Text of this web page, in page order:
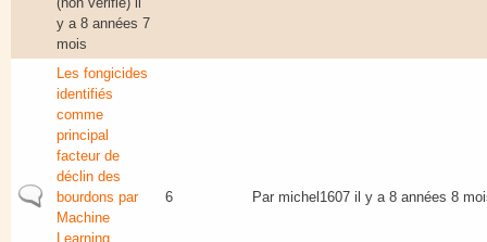
y a 8 années 7
mois
Sujet normal
Les fongicides
identifiés
comme
principal
facteur de
déclin des
bourdons par
Machine
Learning
6 Par michel1607 il y a 8 années 8